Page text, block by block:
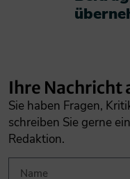
Ihre Nachricht
Sie haben Fragen,
schreiben Sie gerne
Redaktion.